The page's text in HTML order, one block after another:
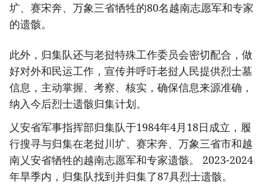
圹、赛宋奔、万象三省牺牲的80名越南志愿军和专家
的遗骸。
此外，归集队还与老挝特殊工作委员会密切配合，做
好对外和民运工作，宣传并呼吁老挝人民提供烈士墓
信息，主动掌握、考察、核实，确保信息来源准确，
纳入今后烈士遗骸归集计划。
乂安省军事指挥部归集队于1984年4月18日成立，履
行搜寻与归集在老挝川圹、赛宋奔、万象三省市和越
南乂安省牺牲的越南志愿军和专家遗骸。 2023-2024
年旱季内，归集队找到并归集了87具烈士遗骸。